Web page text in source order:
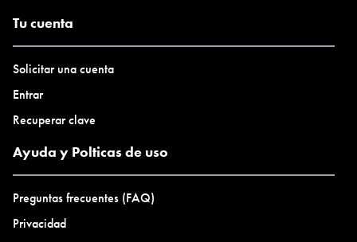
Tu cuenta
Solicitar una cuenta
Entrar
Recuperar clave
Ayuda y Polticas de uso
Preguntas frecuentes (FAQ)
Privacidad